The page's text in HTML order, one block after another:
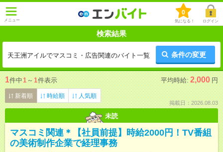
メニュー
0
気になる！ ログイン
検索結果
天王洲アイルでマスコミ・広告関連のバイト一覧 条件の変更
1件中1 ～ 1件表示 平均時給: 2,000 円
新着順 時給順 人気順
掲載日：2026.08.03
未読
マスコミ関連＊【社員前提】時給2000円！TV番組
の美術制作企業で経理事務